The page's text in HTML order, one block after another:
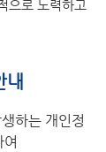
으로 노력하고
내
하는 개인정